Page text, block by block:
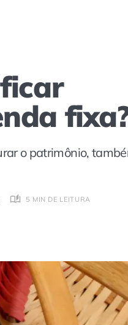
o patrimônio,
5 MIN DE LEITURA